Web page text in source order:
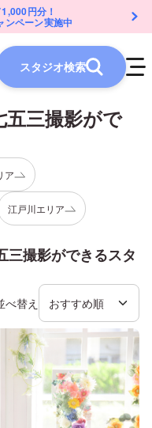
円分！
ンペーン実施中
スタジオ検索
五三撮影がで
ア
江戸川エリア
三撮影ができるスタ
べ替え